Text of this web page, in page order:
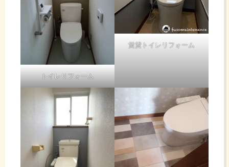
トイレリフォーム
賃貸トイレリフォーム